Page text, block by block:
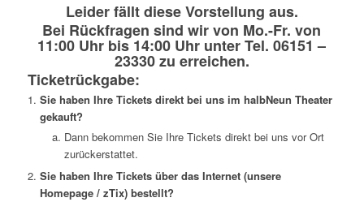
Leider fällt diese Vorstellung aus.
Bei Rückfragen sind wir von Mo.-Fr. von
11:00 Uhr bis 14:00 Uhr unter Tel. 06151 –
23330 zu erreichen.
Ticketrückgabe:
Sie haben Ihre Tickets direkt bei uns im halbNeun Theater
gekauft?
Dann bekommen Sie Ihre Tickets direkt bei uns vor Ort
zurückerstattet.
Sie haben Ihre Tickets über das Internet (unsere
Homepage / zTix) bestellt?